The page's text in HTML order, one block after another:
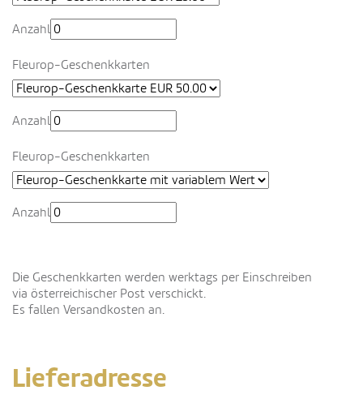
Anzahl
Fleurop-Geschenkkarten
Anzahl
Fleurop-Geschenkkarten
Anzahl
Die Geschenkkarten werden werktags per Einschreiben
via österreichischer Post verschickt.
Es fallen Versandkosten an.
Lieferadresse